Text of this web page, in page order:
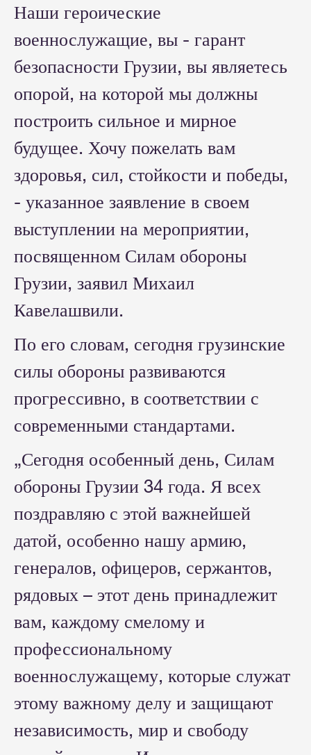
Наши героические
военнослужащие, вы - гарант
безопасности Грузии, вы являетесь
опорой, на которой мы должны
построить сильное и мирное
будущее. Хочу пожелать вам
здоровья, сил, стойкости и победы,
- указанное заявление в своем
выступлении на мероприятии,
посвященном Силам обороны
Грузии, заявил Михаил
Кавелашвили.
По его словам, сегодня грузинские
силы обороны развиваются
прогрессивно, в соответствии с
современными стандартами.
„Сегодня особенный день, Силам
обороны Грузии 34 года. Я всех
поздравляю с этой важнейшей
датой, особенно нашу армию,
генералов, офицеров, сержантов,
рядовых – этот день принадлежит
вам, каждому смелому и
профессиональному
военнослужащему, которые служат
этому важному делу и защищают
независимость, мир и свободу